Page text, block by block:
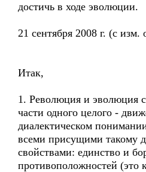
достичь в ходе эволюции.
21 сентября 2008 г. (c изм.
Итак,
1. Революция и эволюция
части одного целого -
диалектическом
всеми присущими такому
свойствами: единство и
противоположностей (это